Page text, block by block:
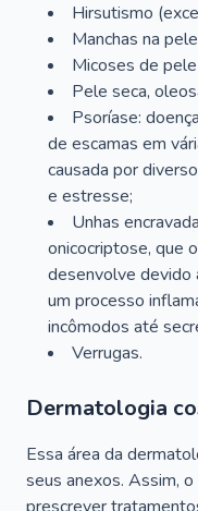
Hirsutismo
Manchas na
Micoses de
Pele seca,
Psoríase:
de escamas em
causada por
e estresse;
Unhas
onicocriptose, que
desenvolve devido
um processo
incômodos até
Verrugas.
Dermatologia
Essa área da
seus anexos. Assim,